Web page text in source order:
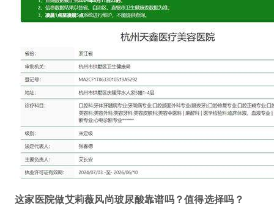
这家医院做艾莉薇风尚玻尿酸靠谱吗？值得选择吗？